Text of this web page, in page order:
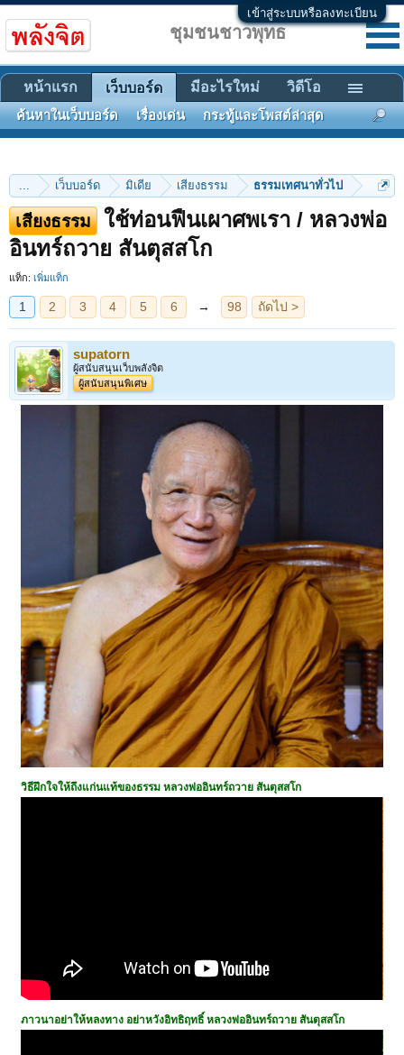
เข้าสู่ระบบหรือลงทะเบียน
... เว็บบอร์ด มิเดีย เสียงธรรม ธรรมเทศนาทั่วไป
เสียงธรรม
ใช้ท่อนฟืนเผาศพเรา / หลวงพ่อ
อินทร์ถวาย สันตุสสโก
แท็ก: เพิ่มแท็ก
1 2 3 4 6 → 98 ถัดไป >
supatorn
ผู้สนับสนุนเว็บพลังจิต
ผู้สนับสนุนพิเศษ
วิธีฝึกใจให้ถึงแก่นแท้ของธรรม หลวงพ่ออินทร์ถวาย สันตุสสโก
ภาวนาอย่าให้หลงทาง อย่าหวังอิทธิฤทธิ์ หลวงพ่ออินทร์ถวาย สันตุสสโก
ชุมชนชาวพุทธ
หน้าแรก เว็บบอร์ด
ค้นหาในเว็บบอร์ด เรื่องเด่น กระทู้และโพสต์ล่าสุด
มีอะไรใหม่ วิดีโอ